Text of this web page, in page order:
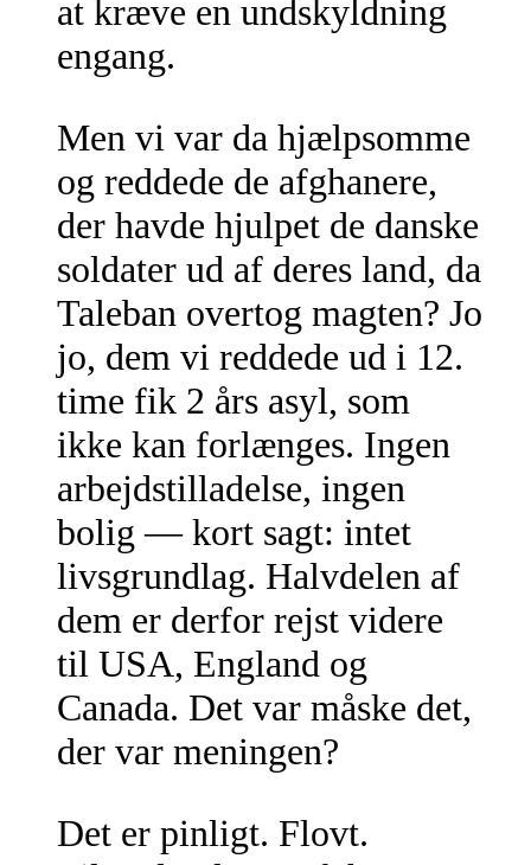
at kræve en undskyldning
engang.
Men vi var da hjælpsomme
og reddede de afghanere,
der havde hjulpet de danske
soldater ud af deres land, da
Taleban overtog magten? Jo
jo, dem vi reddede ud i 12.
time fik 2 års asyl, som
ikke kan forlænges. Ingen
arbejdstilladelse, ingen
bolig — kort sagt: intet
livsgrundlag. Halvdelen af
dem er derfor rejst videre
til USA, England og
Canada. Det var måske det,
der var meningen?
Det er pinligt. Flovt.